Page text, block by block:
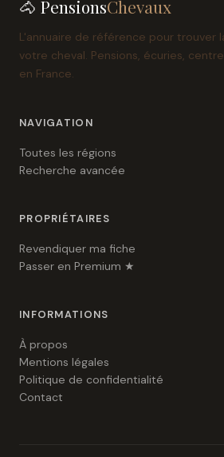
🐴 PensionsChevaux
L'annuaire de référence pour trouver
votre cheval. Pensions, écuries,
en France.
NAVIGATION
Toutes les régions
Recherche avancée
PROPRIÉTAIRES
Revendiquer ma fiche
Passer en Premium ★
INFORMATIONS
À propos
Mentions légales
Politique de confidentialité
Contact